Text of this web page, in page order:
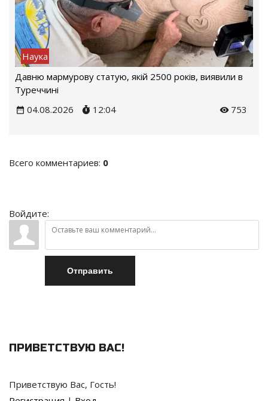
Наука
Давню мармурову статую, якій 2500 років, виявили в
Туреччині
04.08.2026
12:04 753
Всего комментариев: 0
Войдите:
Отправить
ПРИВЕТСТВУЮ ВАС!
Приветствую Вас, Гость!